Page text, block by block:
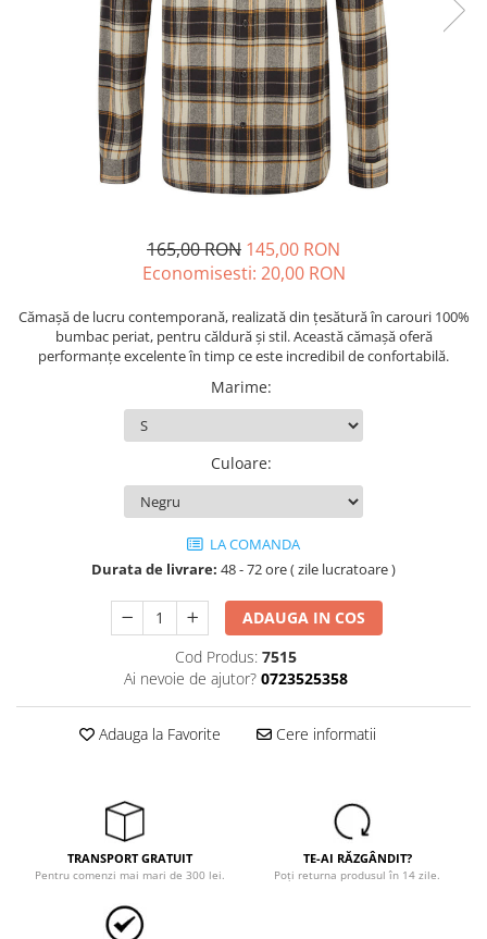
Echere si compasuri
Nivele laser
Rulete si metre
Termometre
Masini de gaurit si insurubat
Masini de slefuit si rindeluit
Masini multifunctionale
Polizoare unghiulare
Scule electrice de banc
Suflante aer cald si aspiratoare
Salopetă cu pieptar
îmbrăcăminte unică folosinţă
Industria Alimentară
Accesorii industria alimentară
Protecţie ignifugă
Accesorii rezistente la flacără
Combinezoane
îmbrăcăminte pentru damă
Rezistent la flacăra
Vizibilitate înalta hi-vis
îmbrăcăminte asistente/doctori
îmbrăcăminte bucătari
Pantaloni scurti
165,00 RON 145,00 RON
Economisesti: 20,00 RON
Cămașă de lucru contemporană, realizată din țesătură în carouri 100%
bumbac periat, pentru căldură și stil. Această cămașă oferă
performanțe excelente în timp ce este incredibil de confortabilă.
Marime:
Culoare:
LA COMANDA
Durata de livrare: 48 - 72 ore ( zile lucratoare )
ADAUGA IN COS
Cod Produs: 7515
Ai nevoie de ajutor? 0723525358
Adauga la Favorite Cere informatii
TRANSPORT GRATUIT
Pentru comenzi mai mari de 300 lei.
TE-AI RĂZGÂNDIT?
Poți returna produsul în 14 zile.